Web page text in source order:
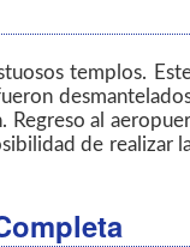
templos.
al
de realizar